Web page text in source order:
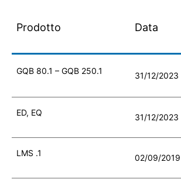
Prodotto Data
GQB 80.1 – GQB 250.1 31/12/2023
ED, EQ 31/12/2023
LMS .1 02/09/2019